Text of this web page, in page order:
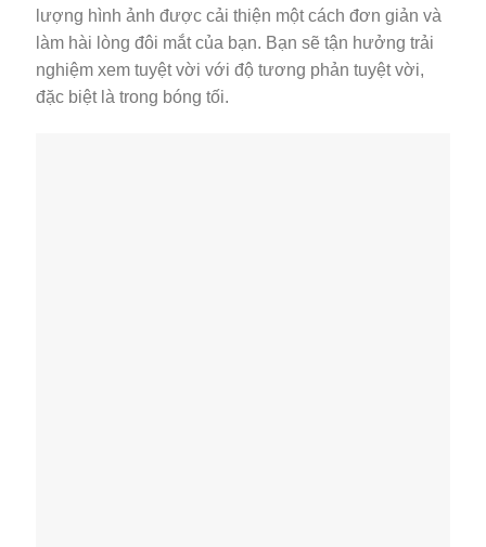
lượng hình ảnh được cải thiện một cách đơn giản và
làm hài lòng đôi mắt của bạn. Bạn sẽ tận hưởng trải
nghiệm xem tuyệt vời với độ tương phản tuyệt vời,
đặc biệt là trong bóng tối.